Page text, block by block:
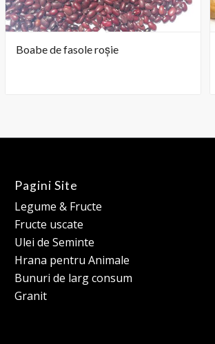
Boabe de fasole roșie
Pagini Site
Legume & Fructe
Fructe uscate
Ulei de Seminte
Hrana pentru Animale
Bunuri de larg consum
Granit